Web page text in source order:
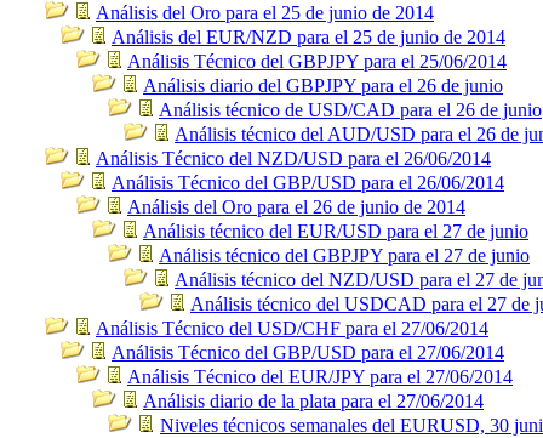
Análisis del Oro para el 25 de junio de 2014
Análisis del EUR/NZD para el 25 de junio de 2014
Análisis Técnico del GBPJPY para el 25/06/2014
Análisis diario del GBPJPY para el 26 de junio
Análisis técnico de USD/CAD para el 26 de junio
Análisis técnico del AUD/USD para el 26 de
Análisis Técnico del NZD/USD para el 26/06/2014
Análisis Técnico del GBP/USD para el 26/06/2014
Análisis del Oro para el 26 de junio de 2014
Análisis técnico del EUR/USD para el 27 de junio
Análisis técnico del GBPJPY para el 27 de junio
Análisis técnico del NZD/USD para el 27 de
Análisis técnico del USDCAD para el 27 de
Análisis Técnico del USD/CHF para el 27/06/2014
Análisis Técnico del GBP/USD para el 27/06/2014
Análisis Técnico del EUR/JPY para el 27/06/2014
Análisis diario de la plata para el 27/06/2014
Niveles técnicos semanales del EURUSD, 30